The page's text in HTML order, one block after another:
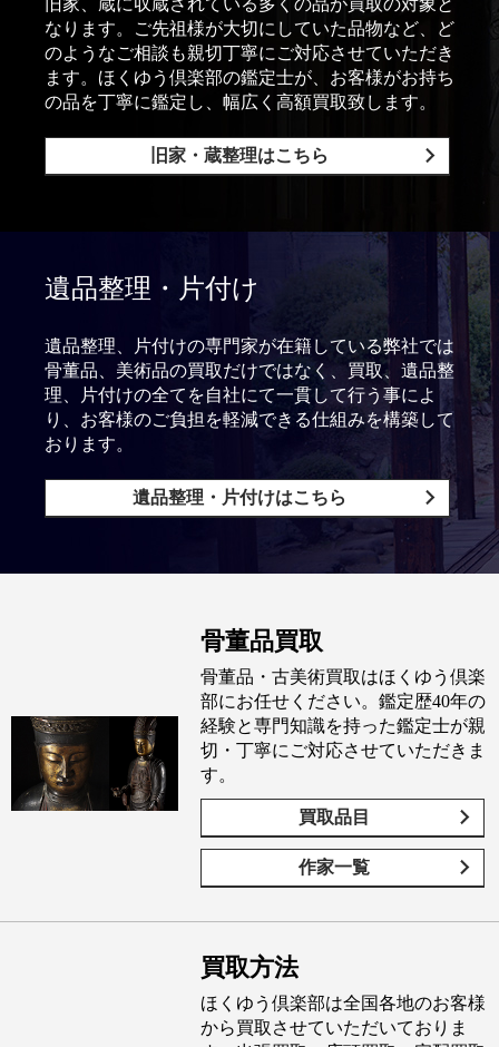
なります。ご先祖様が大切にしていた品物など、ど
のようなご相談も親切丁寧にご対応させていただき
ます。ほくゆう倶楽部の鑑定士が、お客様がお持ち
の品を丁寧に鑑定し、幅広く高額買取致します。
旧家・蔵整理はこちら
遺品整理・片付け
遺品整理、片付けの専門家が在籍している弊社では
骨董品、美術品の買取だけではなく、買取、遺品整
理、片付けの全てを自社にて一貫して行う事によ
り、お客様のご負担を軽減できる仕組みを構築して
おります。
遺品整理・片付けはこちら
骨董品買取
骨董品・古美術買取はほくゆう倶楽
部にお任せください。鑑定歴40年の
経験と専門知識を持った鑑定士が親
切・丁寧にご対応させていただきま
す。
買取品目
作家一覧
買取方法
ほくゆう倶楽部は全国各地のお客様
から買取させていただいておりま